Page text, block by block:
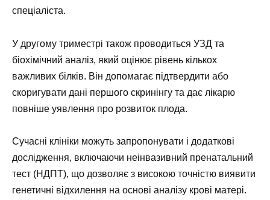
спеціаліста.
У другому триместрі також проводиться УЗД та
біохімічний аналіз, який оцінює рівень кількох
важливих білків. Він допомагає підтвердити або
скоригувати дані першого скринінгу та дає лікарю
повніше уявлення про розвиток плода.
Сучасні клініки можуть запропонувати і додаткові
дослідження, включаючи неінвазивний пренатальний
тест (НДПТ), що дозволяє з високою точністю виявити
генетичні відхилення на основі аналізу крові матері.